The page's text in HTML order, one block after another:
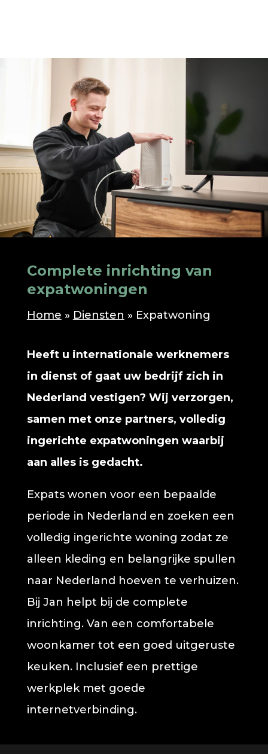
Complete inrichting van
expatwoningen
Home » Diensten » Expatwoning
Heeft u internationale werknemers
in dienst of gaat uw bedrijf zich in
Nederland vestigen? Wij verzorgen,
samen met onze partners, volledig
ingerichte expatwoningen waarbij
aan alles is gedacht.
Expats wonen voor een bepaalde
periode in Nederland en zoeken een
volledig ingerichte woning zodat ze
alleen kleding en belangrijke spullen
naar Nederland hoeven te verhuizen.
Bij Jan helpt bij de complete
inrichting. Van een comfortabele
woonkamer tot een goed uitgeruste
keuken. Inclusief een prettige
werkplek met goede
internetverbinding.